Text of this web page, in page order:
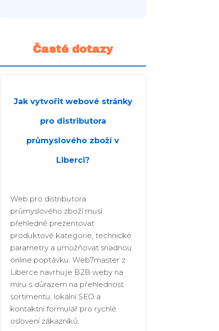
Časté dotazy
Jak vytvořit webové stránky
pro distributora
průmyslového zboží v
Liberci?
Web pro distributora
průmyslového zboží musí
přehledně prezentovat
produktové kategorie, technické
parametry a umožňovat snadnou
online poptávku. Web7master z
Liberce navrhuje B2B weby na
míru s důrazem na přehlednost
sortimentu, lokální SEO a
kontaktní formulář pro rychlé
oslovení zákazníků.